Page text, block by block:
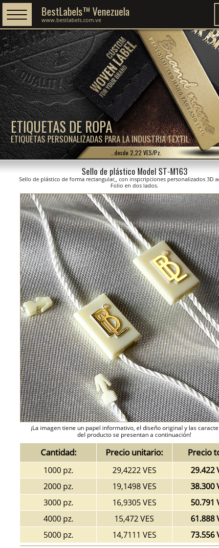
ETIQUETAS DE ROPA
ETIQUETAS PERSONALIZADAS PARA LA INDUSTRIA TEXTIL
BestLabels™ Venezuela
www.bestlabels.com.ve
...desde 2,22 VES/Pz.
Sello de plástico Model ST-M163
Sello de plástico de forma rectangular,, con inspcripciones personalizados 3D
Folio en dos lados.
¡La imagen tiene un papel informativo, el diseño original y las
del producto se presentan a continuación!
Cantidad: Precio unitario: Precio
1000 pz. 29,4222 VES
29.422
2000 pz.
19,1498 VES
38.300
3000 pz.
16,9305 VES
50.791
4000 pz.
15,472 VES
61.888
5000 pz.
14,7111 VES 73.556